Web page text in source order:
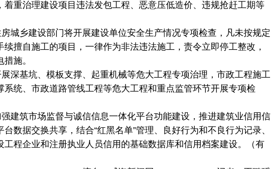
着重治理建设项目违法发包工程、恶意压低造价、违规抢赶工期等
乡建设部门将开展建设单位安全生产情况专项检查，凡未按规定
擅自施工的项目，一律作为非法违法施工，责令立即停工整改，
施。
基坑、模板支撑、起重机械等危大工程专项治理，市政工程施工
系统、市政道路管线工程等危大工程和重点监管环节开展专项检
筑市场监督与诚信信息一体化平台功能建设，推进建筑业信用信
数据交换共享，结合“红黑名单”管理、良好行为和不良行为记录、
工程企业和注册执业人员信用的基础数据库和信用档案建设。（有